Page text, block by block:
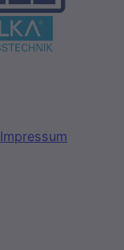
Impressum